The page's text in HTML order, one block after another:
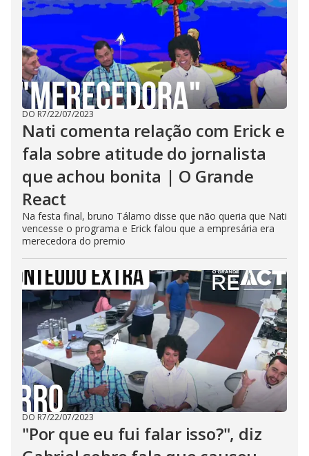
DO R7/22/07/2023
Nati comenta relação com Erick e
fala sobre atitude do jornalista
que achou bonita | O Grande
React
Na festa final, bruno Tálamo disse que não queria que Nati
vencesse o programa e Erick falou que a empresária era
merecedora do premio
DO R7/22/07/2023
"Por que eu fui falar isso?", diz